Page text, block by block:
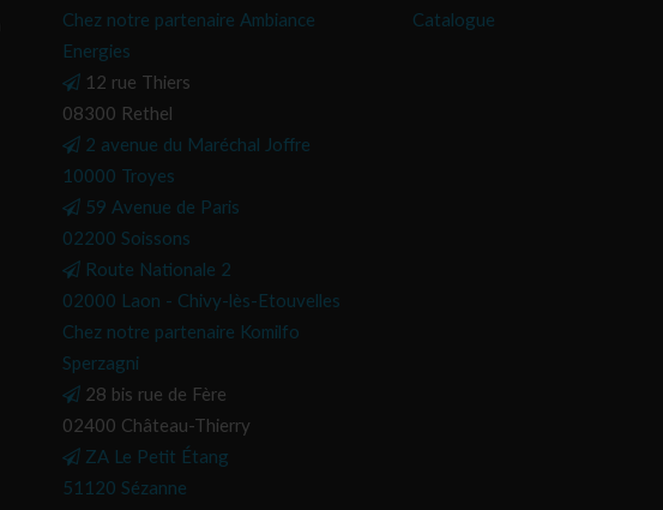
Chez notre partenaire Ambiance
Energies
12 rue Thiers
08300 Rethel
2 avenue du Maréchal Joffre
10000 Troyes
59 Avenue de Paris
02200 Soissons
Route Nationale 2
02000 Laon - Chivy-lès-Etouvelles
Chez notre partenaire Komilfo
Sperzagni
28 bis rue de Fère
02400 Château-Thierry
ZA Le Petit Étang
51120 Sézanne
Catalogue